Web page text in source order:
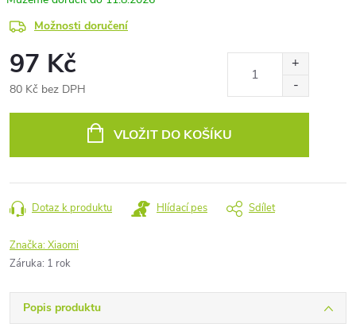
Možnosti doručení
97 Kč
80 Kč bez DPH
VLOŽIT DO KOŠÍKU
Dotaz k produktu Hlídací pes Sdílet
Značka:Xiaomi
Záruka: 1 rok
Popis produktu